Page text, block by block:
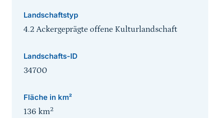
Landschaftstyp
4.2 Ackergeprägte offene Kulturlandschaft
Landschafts-ID
34700
Fläche in km²
136 km2